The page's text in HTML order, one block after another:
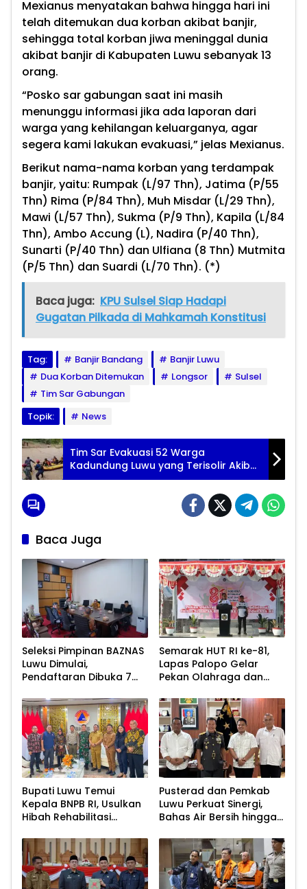
Mexianus menyatakan bahwa hingga hari ini
telah ditemukan dua korban akibat banjir,
sehingga total korban jiwa meninggal dunia
akibat banjir di Kabupaten Luwu sebanyak 13
orang.
“Posko sar gabungan saat ini masih
menunggu informasi jika ada laporan dari
warga yang kehilangan keluarganya, agar
segera kami lakukan evakuasi,” jelas Mexianus.
Berikut nama-nama korban yang terdampak
banjir, yaitu: Rumpak (L/97 Thn), Jatima (P/55
Thn) Rima (P/84 Thn), Muh Misdar (L/29 Thn),
Mawi (L/57 Thn), Sukma (P/9 Thn), Kapila (L/84
Thn), Ambo Accung (L), Nadira (P/40 Thn),
Sunarti (P/40 Thn) dan Ulfiana (8 Thn) Mutmita
(P/5 Thn) dan Suardi (L/70 Thn). (*)
Baca juga: KPU Sulsel Siap Hadapi
Gugatan Pilkada di Mahkamah Konstitusi
Tag: Banjir Bandang
Banjir Luwu
Dua Korban Ditemukan
Longsor
Sulsel
Tim Sar Gabungan
Topik:
News
Tim Sar Evakuasi 52 Warga
Kadundung Luwu yang Terisolir Akibat
Banjir Bandang
Baca Juga
Seleksi Pimpinan BAZNAS
Luwu Dimulai,
Pendaftaran Dibuka 7
Semarak HUT RI ke-81,
Lapas Palopo Gelar
Pekan Olahraga dan
Bupati Luwu Temui
Kepala BNPB RI, Usulkan
Hibah Rehabilitasi
Pusterad dan Pemkab
Luwu Perkuat Sinergi,
Bahas Air Bersih hingga
Pascabencana